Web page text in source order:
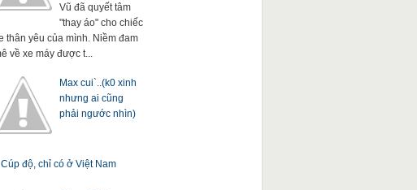
Vũ đã quyết tâm
"thay áo" cho chiếc
thân yêu của mình. Niềm đam
về xe máy được t...
Max cui`..(k0 xinh
nhưng ai cũng
phải ngước nhìn)
Cúp độ, chỉ có ở Việt Nam